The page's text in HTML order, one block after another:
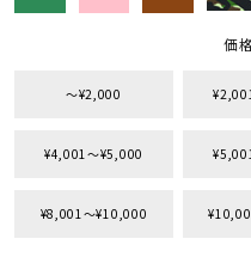
価
〜¥2,000
¥4,001〜¥5,000
¥8,001〜¥10,000